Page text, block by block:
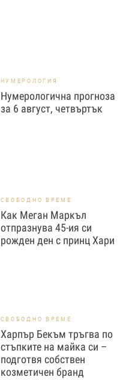
НУМЕРОЛОГИЯ
Нумерологична прогноза
за 6 август, четвъртък
СВОБОДНО ВРЕМЕ
Как Меган Маркъл
отпразнува 45-ия си
рожден ден с принц Хари
СВОБОДНО ВРЕМЕ
Харпър Бекъм тръгва по
стъпките на майка си –
подготвя собствен
козметичен бранд